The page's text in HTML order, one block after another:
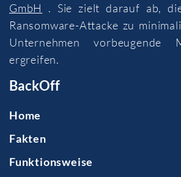
GmbH
. Sie zielt darauf ab,
Ransomware-Attacke zu
Unternehmen vorbeugende
ergreifen.
BackOff
Home
Fakten
Funktionsweise